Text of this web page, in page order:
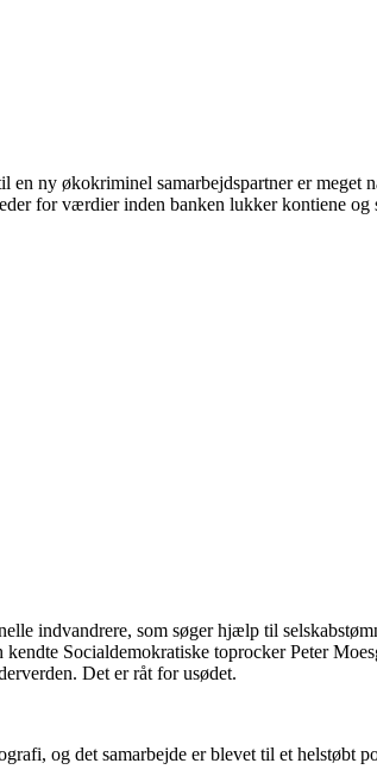
ny økokriminel samarbejdspartner er
for værdier inden banken lukker kontiene
indvandrere, som søger hjælp til
Socialdemokratiske toprocker Peter
Det er råt for usødet.
og det samarbejde er blevet til et helstøbt